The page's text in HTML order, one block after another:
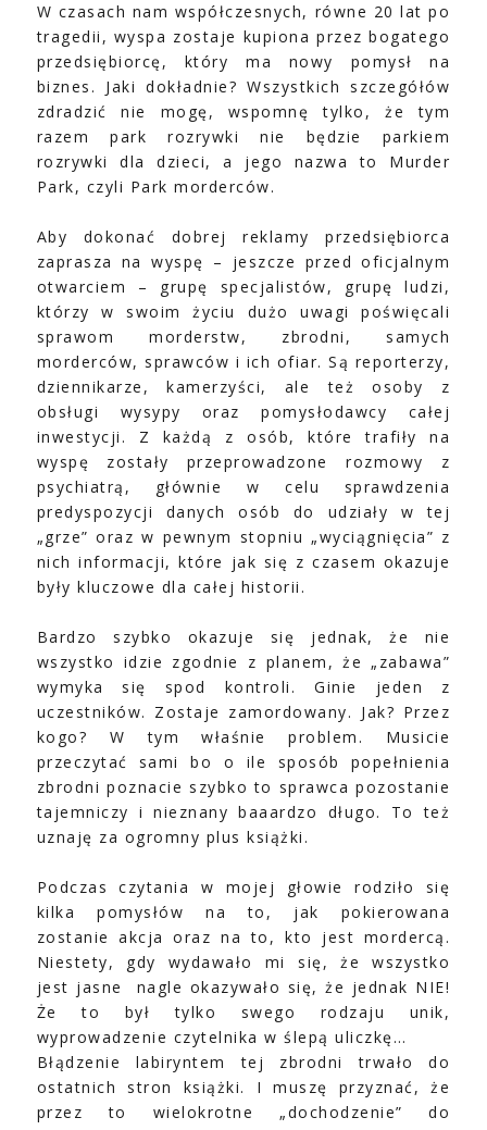
W czasach nam współczesnych, równe 20 lat po
tragedii, wyspa zostaje kupiona przez bogatego
przedsiębiorcę, który ma nowy pomysł na
biznes. Jaki dokładnie? Wszystkich szczegółów
zdradzić nie mogę, wspomnę tylko, że tym
razem park rozrywki nie będzie parkiem
rozrywki dla dzieci, a jego nazwa to Murder
Park, czyli Park morderców.
Aby dokonać dobrej reklamy przedsiębiorca
zaprasza na wyspę – jeszcze przed oficjalnym
otwarciem – grupę specjalistów, grupę ludzi,
którzy w swoim życiu dużo uwagi poświęcali
sprawom morderstw, zbrodni, samych
morderców, sprawców i ich ofiar. Są reporterzy,
dziennikarze, kamerzyści, ale też osoby z
obsługi wysypy oraz pomysłodawcy całej
inwestycji. Z każdą z osób, które trafiły na
wyspę zostały przeprowadzone rozmowy z
psychiatrą, głównie w celu sprawdzenia
predyspozycji danych osób do udziały w tej
„grze” oraz w pewnym stopniu „wyciągnięcia” z
nich informacji, które jak się z czasem okazuje
były kluczowe dla całej historii.
Bardzo szybko okazuje się jednak, że nie
wszystko idzie zgodnie z planem, że „zabawa”
wymyka się spod kontroli. Ginie jeden z
uczestników. Zostaje zamordowany. Jak? Przez
kogo? W tym właśnie problem. Musicie
przeczytać sami bo o ile sposób popełnienia
zbrodni poznacie szybko to sprawca pozostanie
tajemniczy i nieznany baaardzo długo. To też
uznaję za ogromny plus książki.
Podczas czytania w mojej głowie rodziło się
kilka pomysłów na to, jak pokierowana
zostanie akcja oraz na to, kto jest mordercą.
Niestety, gdy wydawało mi się, że wszystko
jest jasne
nagle okazywało się, że jednak NIE!
Że to był tylko swego rodzaju unik,
wyprowadzenie czytelnika w ślepą uliczkę…
Błądzenie labiryntem tej zbrodni trwało do
ostatnich stron książki. I muszę przyznać, że
przez to wielokrotne „dochodzenie” do